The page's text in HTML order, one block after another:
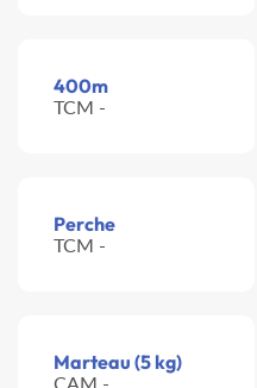
400m
TCM -
Perche
TCM -
Marteau (5 kg)
CAM -